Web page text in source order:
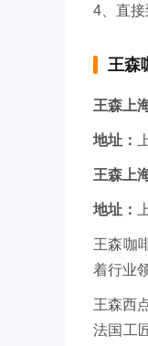
4、直
王森
王森上
地址：
王森上
地址：
王森咖
着行业
王森西
法国工